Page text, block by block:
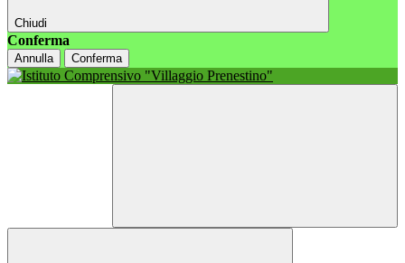
Chiudi
Conferma
Annulla Conferma